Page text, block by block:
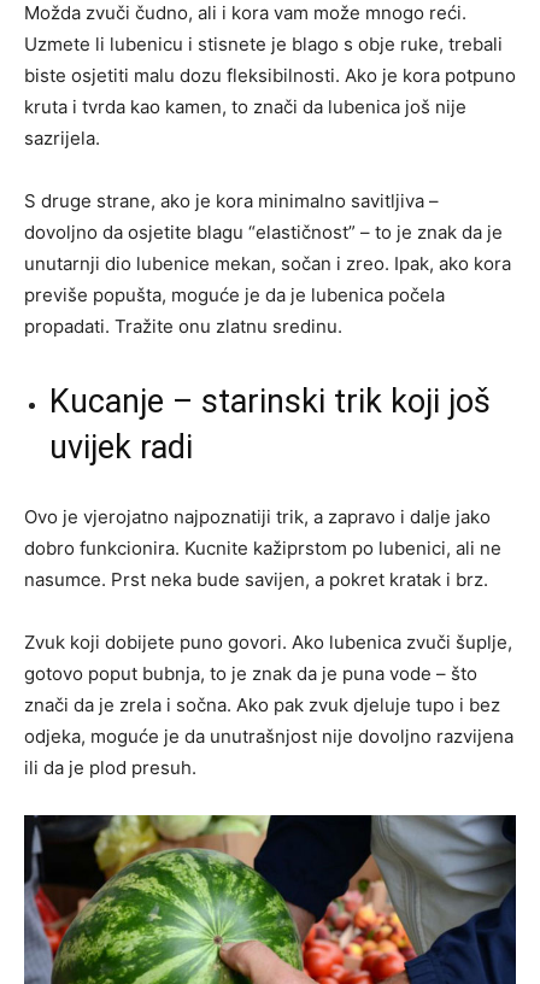
Možda zvuči čudno, ali i kora vam može mnogo reći.
Uzmete li lubenicu i stisnete je blago s obje ruke, trebali
biste osjetiti malu dozu fleksibilnosti. Ako je kora potpuno
kruta i tvrda kao kamen, to znači da lubenica još nije
sazrijela.
S druge strane, ako je kora minimalno savitljiva –
dovoljno da osjetite blagu “elastičnost” – to je znak da je
unutarnji dio lubenice mekan, sočan i zreo. Ipak, ako kora
previše popušta, moguće je da je lubenica počela
propadati. Tražite onu zlatnu sredinu.
Kucanje – starinski trik koji još
uvijek radi
Ovo je vjerojatno najpoznatiji trik, a zapravo i dalje jako
dobro funkcionira. Kucnite kažiprstom po lubenici, ali ne
nasumce. Prst neka bude savijen, a pokret kratak i brz.
Zvuk koji dobijete puno govori. Ako lubenica zvuči šuplje,
gotovo poput bubnja, to je znak da je puna vode – što
znači da je zrela i sočna. Ako pak zvuk djeluje tupo i bez
odjeka, moguće je da unutrašnjost nije dovoljno razvijena
ili da je plod presuh.